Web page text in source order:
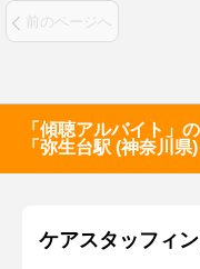
前のページへ
「傾聴アルバイト」
「弥生台駅 (神奈川
ケアスタッフィ